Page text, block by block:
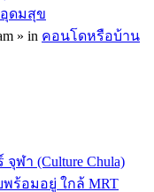
อุดมสุข
» in คอนโดหรือบ้าน
ฬา (Culture Chula)
พร้อมอยู่ ใกล้ MRT